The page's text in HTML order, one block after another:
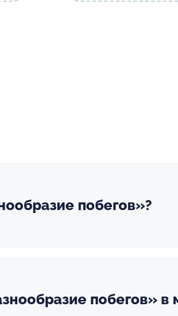
побегов»?
побегов» в